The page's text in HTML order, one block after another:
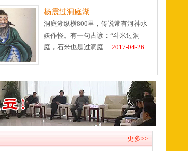
杨震过洞庭湖
洞庭湖纵横800里，传说常有河神水
妖作怪。有一句古谚：“斗米过洞
庭，石米也是过洞庭… 2017-04-26
更多>>